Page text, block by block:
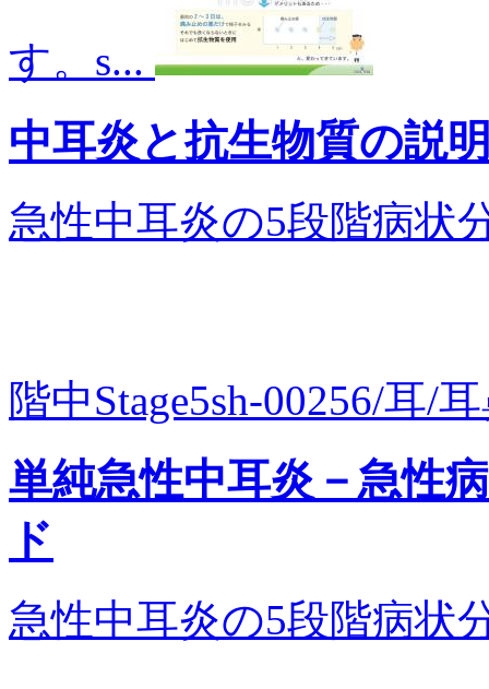
す。s...
中耳炎と抗生物質の説
急性中耳炎の5段階病状
階中Stage5sh-00256/耳/
単純急性中耳炎－急性
ド
急性中耳炎の5段階病状